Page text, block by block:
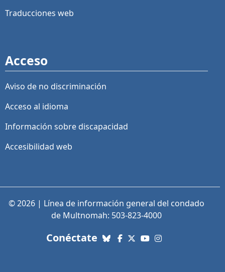
Traducciones web
Acceso
Aviso de no discriminación
Acceso al idioma
Información sobre discapacidad
Accesibilidad web
© 2026 | Línea de información general del condado
de Multnomah: 503-823-4000
Conéctate con nosotros. Enlaces a
Bluesky
Facebook
X (Twitter)
YouTube
Instagram